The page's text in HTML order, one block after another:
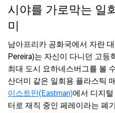
시야를 가로막는 일
미
남아프리카 공화국에서 자란
Pereira)는 자신이 다니던 고등
최대 도시 요하네스버그를 볼
산더미 같은 일회용 플라스틱
이스트만(Eastman)에서 디지
터로 재직 중인 페레이라는 폐